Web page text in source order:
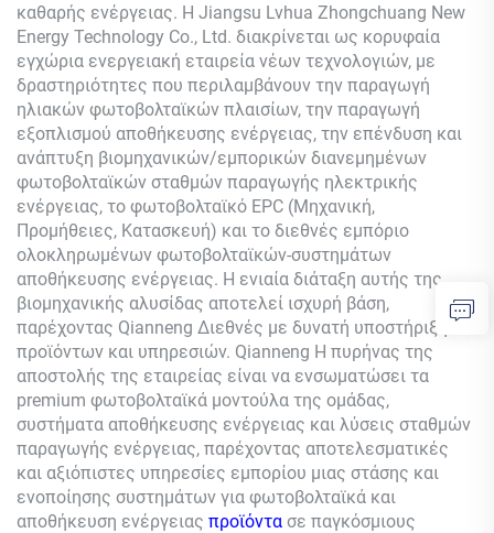
καθαρής ενέργειας. Η Jiangsu Lvhua Zhongchuang New
Energy Technology Co., Ltd. διακρίνεται ως κορυφαία
εγχώρια ενεργειακή εταιρεία νέων τεχνολογιών, με
δραστηριότητες που περιλαμβάνουν την παραγωγή
ηλιακών φωτοβολταϊκών πλαισίων, την παραγωγή
εξοπλισμού αποθήκευσης ενέργειας, την επένδυση και
ανάπτυξη βιομηχανικών/εμπορικών διανεμημένων
φωτοβολταϊκών σταθμών παραγωγής ηλεκτρικής
ενέργειας, το φωτοβολταϊκό EPC (Μηχανική,
Προμήθειες, Κατασκευή) και το διεθνές εμπόριο
ολοκληρωμένων φωτοβολταϊκών-συστημάτων
αποθήκευσης ενέργειας. Η ενιαία διάταξη αυτής της
βιομηχανικής αλυσίδας αποτελεί ισχυρή βάση,
παρέχοντας Qianneng Διεθνές με δυνατή υποστήριξη
προϊόντων και υπηρεσιών. Qianneng Η πυρήνας της
αποστολής της εταιρείας είναι να ενσωματώσει τα
premium φωτοβολταϊκά μοντούλα της ομάδας,
συστήματα αποθήκευσης ενέργειας και λύσεις σταθμών
παραγωγής ενέργειας, παρέχοντας αποτελεσματικές
και αξιόπιστες υπηρεσίες εμπορίου μιας στάσης και
ενοποίησης συστημάτων για φωτοβολταϊκά και
αποθήκευση ενέργειας προϊόντα σε παγκόσμιους